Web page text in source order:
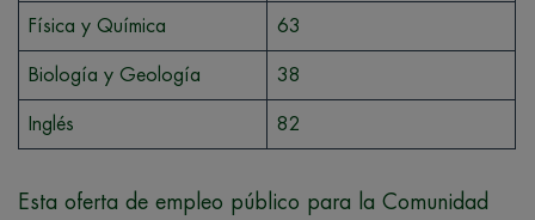
Física y Química 63
Biología y Geología 38
Inglés 82
Esta oferta de empleo público para la Comunidad